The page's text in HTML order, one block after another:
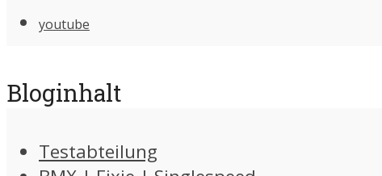
youtube
Bloginhalt
Testabteilung